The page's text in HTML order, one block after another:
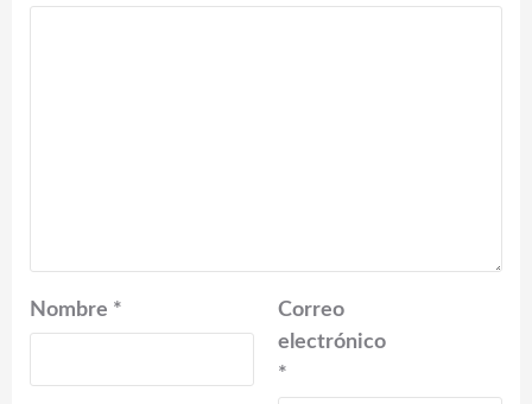
Nombre *
Correo
electrónico
*